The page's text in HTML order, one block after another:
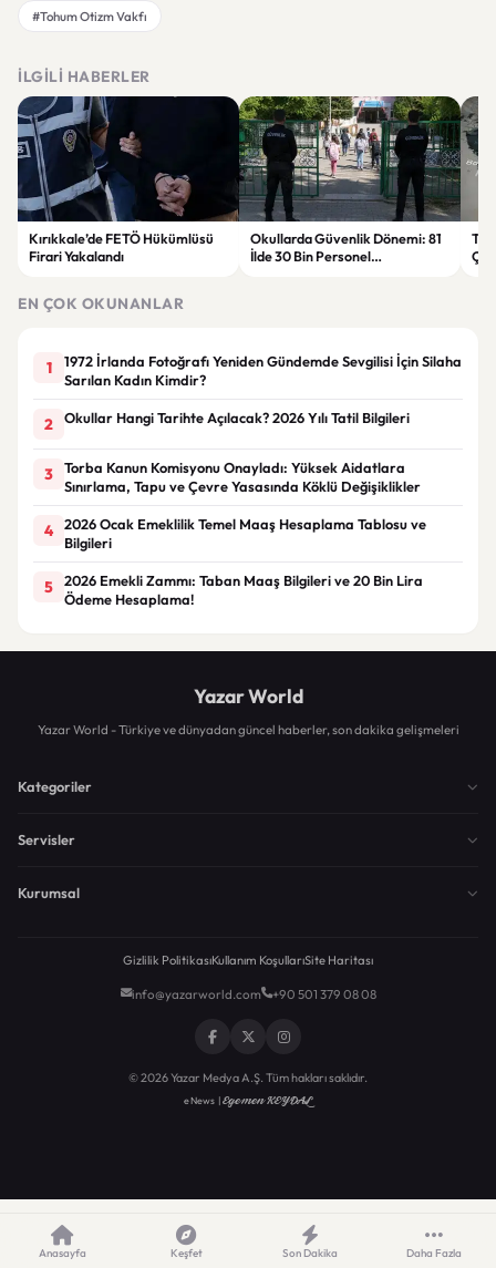
#Tohum Otizm Vakfı
İLGILI HABERLER
Kırıkkale’de FETÖ Hükümlüsü
Firari Yakalandı
Okullarda Güvenlik Dönemi: 81
İlde 30 Bin Personel
EN ÇOK OKUNANLAR
1
1972 İrlanda Fotoğrafı Yeniden Gündemde Sevgilisi İçin Silaha
Sarılan Kadın Kimdir?
2 Okullar Hangi Tarihte Açılacak? 2026 Yılı Tatil Bilgileri
3
Torba Kanun Komisyonu Onayladı: Yüksek Aidatlara
Sınırlama, Tapu ve Çevre Yasasında Köklü Değişiklikler
4
2026 Ocak Emeklilik Temel Maaş Hesaplama Tablosu ve
Bilgileri
5
2026 Emekli Zammı: Taban Maaş Bilgileri ve 20 Bin Lira
Ödeme Hesaplama!
Yazar World
Yazar World - Türkiye ve dünyadan güncel haberler, son dakika gelişmeleri
Kategoriler
Servisler
Kurumsal
Gizlilik PolitikasıKullanım KoşullarıSite Haritası
info@yazarworld.com +90 501 379 08 08
© 2026 Yazar Medya A.Ş. Tüm hakları saklıdır.
eNews |Egemen KEYDAL
Anasayfa Keşfet Son Dakika Daha Fazla